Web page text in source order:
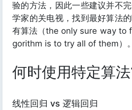
验的方法，因此一些建议并不
学家的关电视，找到最好算法
有算法（the only sure way to
gorithm is to try all of them）。
何时使用特定算
线性回归 vs 逻辑回归